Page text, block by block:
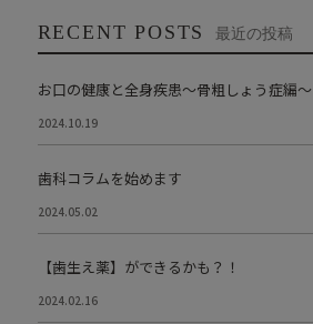
RECENT POSTS 最近の投稿
お口の健康と全身疾患～骨粗しょう症編～
2024.10.19
歯科コラムを始めます
2024.05.02
【歯生え薬】ができるかも？！
2024.02.16